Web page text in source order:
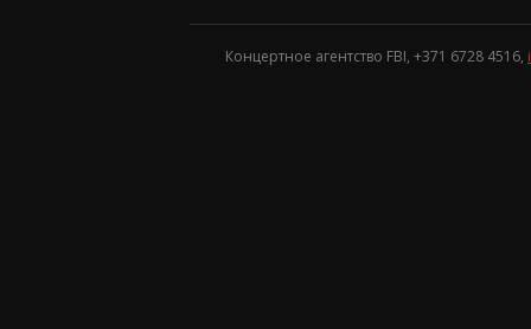
Концертное агентство FBI, +371 6728 4516,